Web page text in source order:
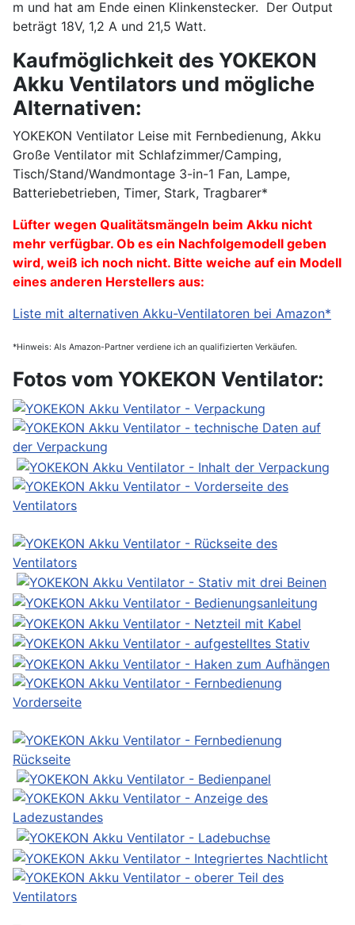
m und hat am Ende einen Klinkenstecker. Der Output
beträgt 18V, 1,2 A und 21,5 Watt.
Kaufmöglichkeit des YOKEKON
Akku Ventilators und mögliche
Alternativen:
YOKEKON Ventilator Leise mit Fernbedienung, Akku
Große Ventilator mit Schlafzimmer/Camping,
Tisch/Stand/Wandmontage 3-in-1 Fan, Lampe,
Batteriebetrieben, Timer, Stark, Tragbarer*
Lüfter wegen Qualitätsmängeln beim Akku nicht
mehr verfügbar. Ob es ein Nachfolgemodell geben
wird, weiß ich noch nicht. Bitte weiche auf ein Modell
eines anderen Herstellers aus:
Liste mit alternativen Akku-Ventilatoren bei Amazon*
*Hinweis: Als Amazon-Partner verdiene ich an qualifizierten Verkäufen.
Fotos vom YOKEKON Ventilator: